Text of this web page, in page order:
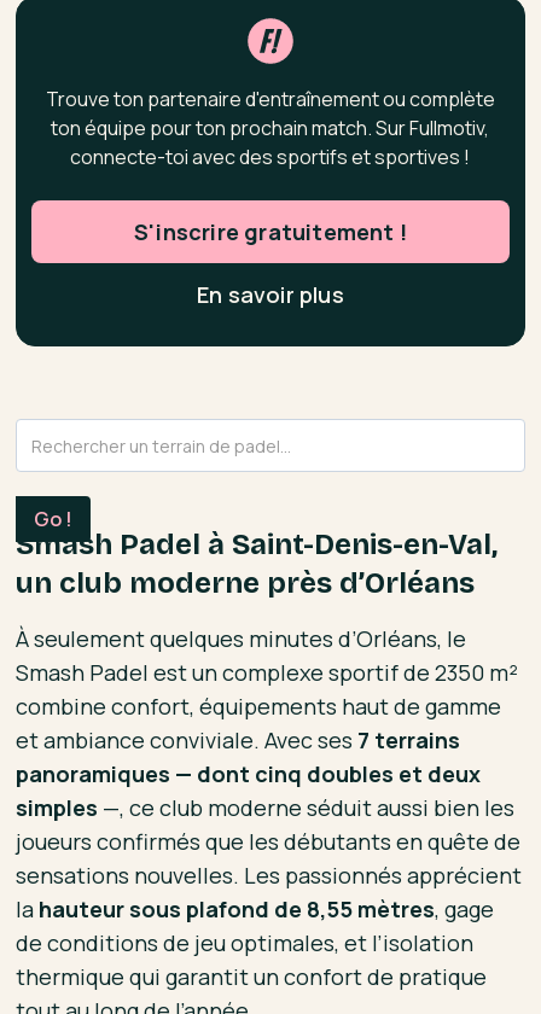
Smash Padel à Saint-Denis-en-Val,
un club moderne près d’Orléans
À seulement quelques minutes d’Orléans, le
Smash Padel est un complexe sportif de 2350 m²
combine confort, équipements haut de gamme
et ambiance conviviale. Avec ses 7 terrains
panoramiques — dont cinq doubles et deux
simples —, ce club moderne séduit aussi bien les
joueurs confirmés que les débutants en quête de
sensations nouvelles. Les passionnés apprécient
la hauteur sous plafond de 8,55 mètres, gage
de conditions de jeu optimales, et l’isolation
thermique qui garantit un confort de pratique
Trouve ton partenaire d'entraînement ou complète
ton équipe pour ton prochain match. Sur Fullmotiv,
connecte-toi avec des sportifs et sportives !
S'inscrire gratuitement !
En savoir plus